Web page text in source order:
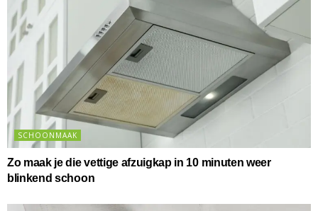
SCHOONMAAK
Zo maak je die vettige afzuigkap in 10 minuten weer
blinkend schoon